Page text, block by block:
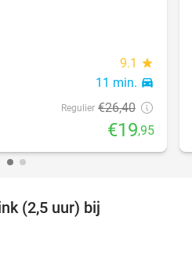
9.1 star
11 min. directions_car
Regulier €26,40
€19,95
(2,5 uur) bij